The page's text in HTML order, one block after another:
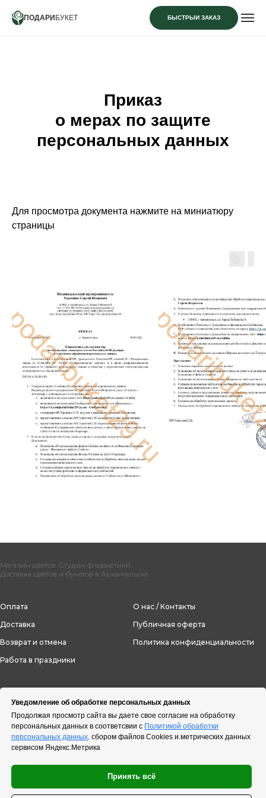
ПОДАРИ БУКЕТ БЫСТРЫЙ ЗАКАЗ
Уведомление об обработке персональных данных
Продолжая просмотр сайта вы даете свое согласие на обработку
персональных данных в соответсвии с Политикой обработки
персональных данных, сбором файлов Cookies и.метрических данных
сервисом Яндекс.Метрика
Принять всё
Приказ
о мерах по защите
персональных данных
Для просмотра документа нажмите на миниатюру
страницы
Магазин цветов. Студия флористики.
Доставка цветов и букетов в Архангельске
Оплата
Доставка
Возврат и отмена
Работа в праздники
О нас / Контакты
Публичная оферта
Политика конфиденциальности